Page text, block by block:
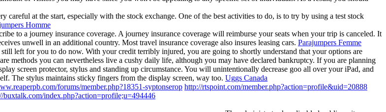
careful at the start, especially with the stock exchange. One of the best activities to do, is to try by using a test stock
Homme
to a journey insurance coverage. A journey insurance coverage will reimburse your seats when your trip is canceled. It
unwell in an additional country. Most travel insurance coverage also insures leasing cars. Parajumpers Femme
left for you to do now. With your credit terribly injured, you are going to shortly understand that your options are
methods you can nevertheless live a cushy daily life, although you may have declared bankruptcy. If you are planning
screen protector, stylus and standing up circumstance. You will unintentionally decrease goo all over your iPad, and
The stylus maintains sticky fingers from the display screen, way too. Uggs Canada
forums/member.php?18351-syptonserop http://rtspoint.com/member.php?action=profile&uid=20888
buxtalk.com/index.php?action=profile;u=494446